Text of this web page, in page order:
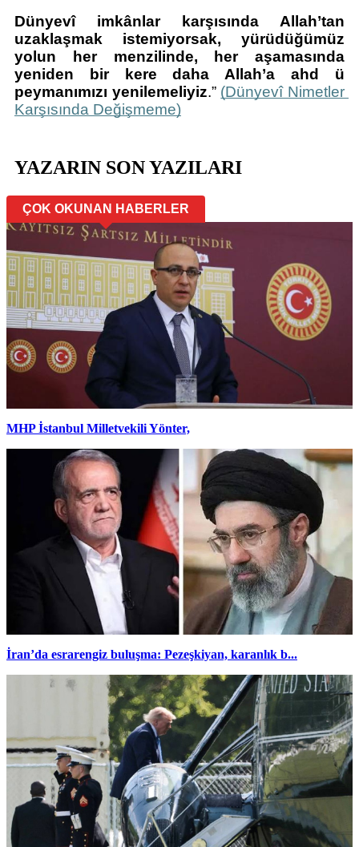
Dünyevî imkânlar karşısında Allah’tan
uzaklaşmak istemiyorsak, yürüdüğümüz
yolun her menzilinde, her aşamasında
yeniden bir kere daha Allah’a ahd ü
peymanımızı yenilemeliyiz.” (Dünyevî Nimetler
Karşısında Değişmeme)
YAZARIN SON YAZILARI
ÇOK OKUNAN HABERLER
MHP İstanbul Milletvekili Yönter,
İran’da esrarengiz buluşma: Pezeşkiyan, karanlık b...